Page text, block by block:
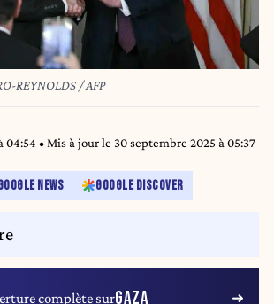
REYNOLDS / AFP
04:54 • Mis à jour le 30 septembre 2025 à 05:37
NEWS GOOGLE DISCOVER
complète surGAZA